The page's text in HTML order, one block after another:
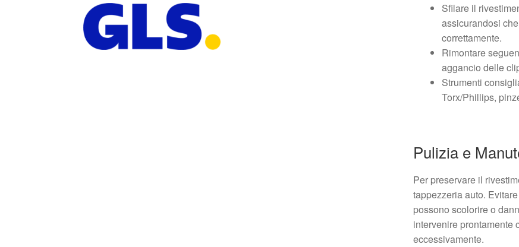
Sfilare il
assicurandosi
correttamente.
Rimontare
aggancio delle
Strumenti
Torx/Phillips,
Pulizia e
Per preservare il
tappezzeria auto.
possono scolorire o
intervenire prontamente
eccessivamente.